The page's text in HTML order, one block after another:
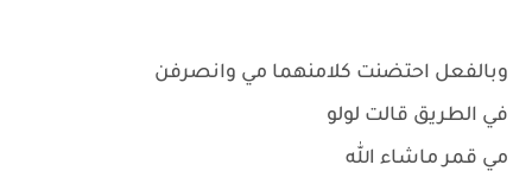
وبالفعل احتضنت كلامنهما مي وانصرفن
في الطريق قالت لولو
مي قمر ماشاء الله